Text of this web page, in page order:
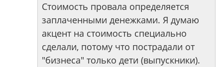
Стоимость провала определяется
заплаченными денежками. Я думаю
акцент на стоимость специально
сделали, потому что пострадали от
"бизнеса" только дети (выпускники).